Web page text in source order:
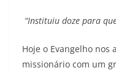
“Instituiu doze para
Hoje o Evangelho nos
missionário com um